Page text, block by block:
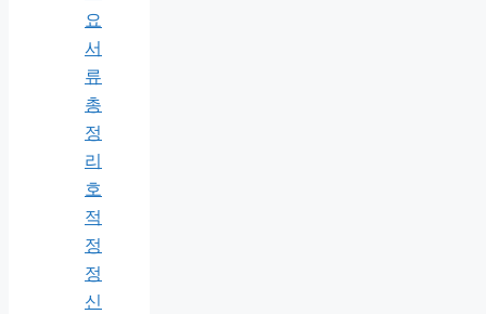
요
서
류
총
정
리
호
적
정
정
신